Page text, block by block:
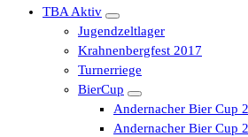
TBA Aktiv
Jugendzeltlager
Krahnenbergfest 2017
Turnerriege
BierCup
Andernacher Bier Cup
Andernacher Bier Cup